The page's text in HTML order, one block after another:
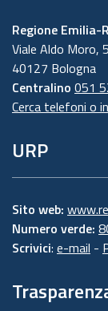
Regione Emilia-
Viale Aldo Moro,
40127 Bologna
Centralino 051
Cerca telefoni o
URP
Sito web:
Numero verde:
Scrivici: e-mail -